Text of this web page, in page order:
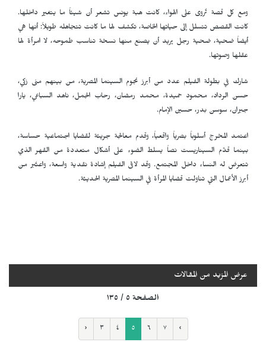
ومع كل قصة تُروى على الهواء، كانت هبة يونس تشعر أن شيئاً ما يتغير داخلها.
كانت القصص تتسلل إلى حياتها الخاصة، تكشف لها ما كانت تتجاهله طويلاً: أنها هي
أيضاً ضحية، ضحية رجل يريد أن يصنع منها نسخة تناسب طموحه، لا امرأة لها
عقلها وصوتها.
شارك في بطولة الفيلم عدد من أبرز نجوم السينما المصرية، من بينهم منى زكي،
حسن الرداد، محمود حميدة، محمد رمضان، رحاب الجمل، ناهد السباعي، يارا
جبران، سوسن بدر، حسين الإمام.
اعتمد المخرج أسلوباً بصرياً واقعياً، وقدم معالجة جريئة لقضايا اجتماعية حساسة،
بينما قدّم السيناريست نصاً يسلط الضوء على أشكال متعددة من القهر الذي
تتعرض له النساء داخل المجتمع. وقد لاقى الفيلم إشادة نقدية واسعة، واعتُبر من
أبرز الأعمال التي تناولت قضايا المرأة في السينما المصرية الحديثة.
عرض المزيد من المقالات
الصفحة ٥ / ١٣٥
‹ ٣ ٤ ٥ ٦ ٧ ›